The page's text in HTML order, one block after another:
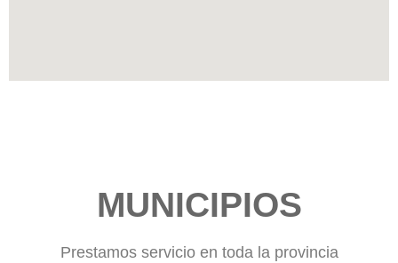
MUNICIPIOS
Prestamos servicio en toda la provincia